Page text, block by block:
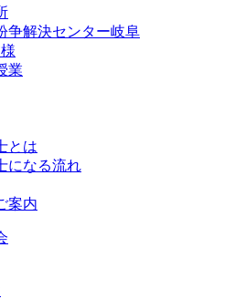
争解決センター岐阜
業
とは
になる流れ
案内